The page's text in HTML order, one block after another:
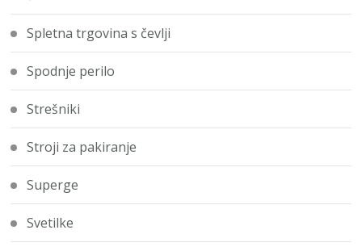
Spletna trgovina s čevlji
Spodnje perilo
Strešniki
Stroji za pakiranje
Superge
Svetilke